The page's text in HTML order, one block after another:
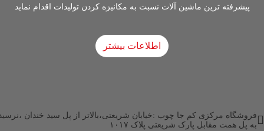
پیشرفته ترین ماشین آلات نسبت به مکانیزه کردن تولیدات اقدام نماید
اطلاعات بیشتر
فروشگاه مرکزی کم جا چوب :خیابان شریعتی،بالاتر از پل سید خندان
به پل همت مقابل پارک شریعتی پلاک ۱۰۱۷